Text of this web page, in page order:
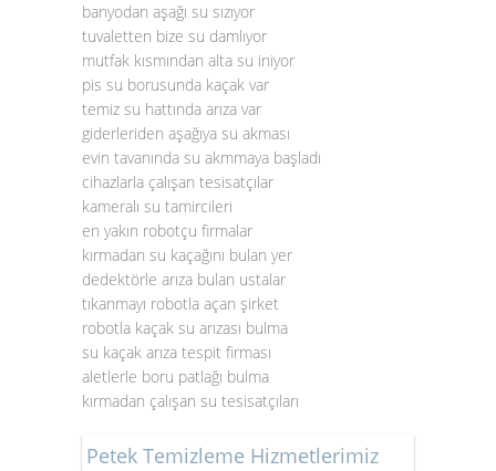
banyodan aşağı su sızıyor
tuvaletten bize su damlıyor
mutfak kısmından alta su iniyor
pis su borusunda kaçak var
temiz su hattında arıza var
giderleriden aşağıya su akması
evin tavanında su akmmaya başladı
cihazlarla çalışan tesisatçılar
kameralı su tamircileri
en yakın robotçu firmalar
kırmadan su kaçağını bulan yer
dedektörle arıza bulan ustalar
tıkanmayı robotla açan şirket
robotla kaçak su arızası bulma
su kaçak arıza tespit firması
aletlerle boru patlağı bulma
kırmadan çalışan su tesisatçıları
Petek Temizleme Hizmetlerimiz